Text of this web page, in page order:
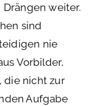
weiter.
sind
nie
Vorbilder,
die nicht zur
Aufgabe